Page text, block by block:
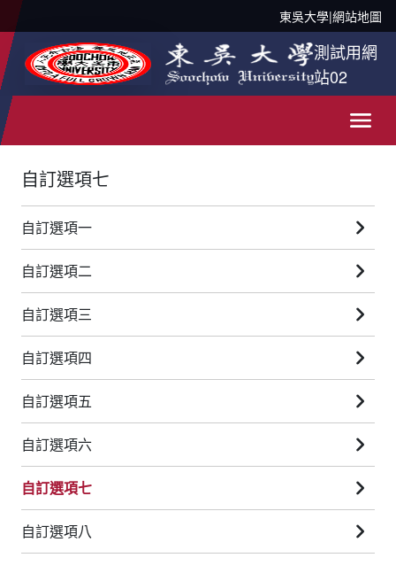
東吳大學|網站地圖
測試用網
站02
自訂選項七
自訂選項一
自訂選項二
自訂選項三
自訂選項四
自訂選項五
自訂選項六
自訂選項七
自訂選項八